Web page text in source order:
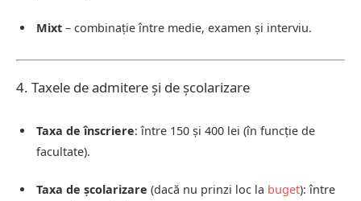
Mixt – combinație între medie, examen și interviu.
4. Taxele de admitere și de școlarizare
Taxa de înscriere: între 150 și 400 lei (în funcție de
facultate).
Taxa de școlarizare (dacă nu prinzi loc la buget): între